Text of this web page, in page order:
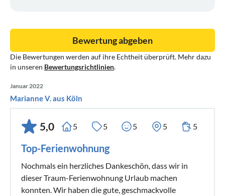
Die Bewertungen werden auf ihre Echtheit überprüft. Mehr dazu
in unseren Bewertungsrichtlinien.
Bewertung abgeben
Januar 2022
Marianne V. aus Köln
5,0 5 5 5 5 5
Top-Ferienwohnung
Nochmals ein herzliches Dankeschön, dass wir in
dieser Traum-Ferienwohnung Urlaub machen
konnten. Wir haben die gute, geschmackvolle